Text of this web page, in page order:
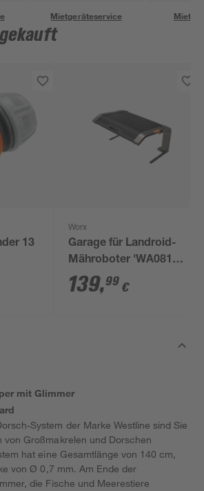
Mietgeräteservice
13
Worx
Garage für Landroid-
Mähroboter 'WA0810'
schwarz
139,99 €
mit Glimmer
System der Marke Westline sind Sie
von Großmakrelen und Dorschen
hat eine Gesamtlänge von 140 cm,
von Ø 0,7 mm. Am Ende der
die Fische und Meerestiere